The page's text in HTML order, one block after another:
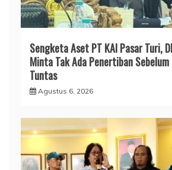
Sengketa Aset PT KAI Pasar Turi,
Minta Tak Ada Penertiban
Tuntas
Agustus 6, 2026